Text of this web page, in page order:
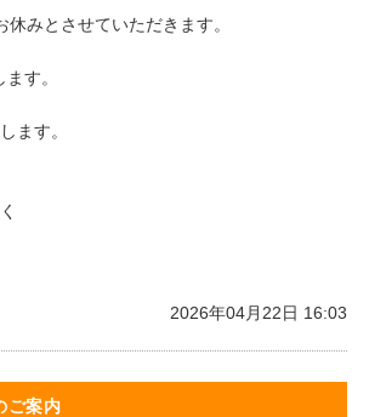
みとさせていただきます。
す。
ます。
2026年04月22日 16:03
ご案内